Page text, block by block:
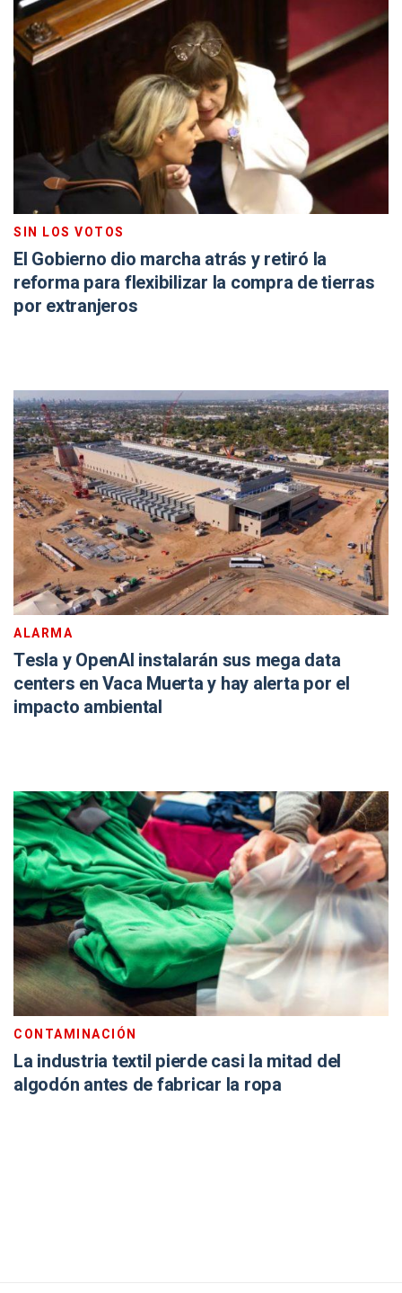
SIN LOS VOTOS
El Gobierno dio marcha atrás y retiró la
reforma para flexibilizar la compra de tierras
por extranjeros
ALARMA
Tesla y OpenAI instalarán sus mega data
centers en Vaca Muerta y hay alerta por el
impacto ambiental
CONTAMINACIÓN
La industria textil pierde casi la mitad del
algodón antes de fabricar la ropa